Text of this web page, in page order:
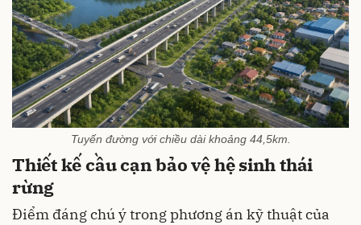
Tuyến đường với chiều dài khoảng 44,5km.
Thiết kế cầu cạn bảo vệ hệ sinh thái
rừng
Điểm đáng chú ý trong phương án kỹ thuật của